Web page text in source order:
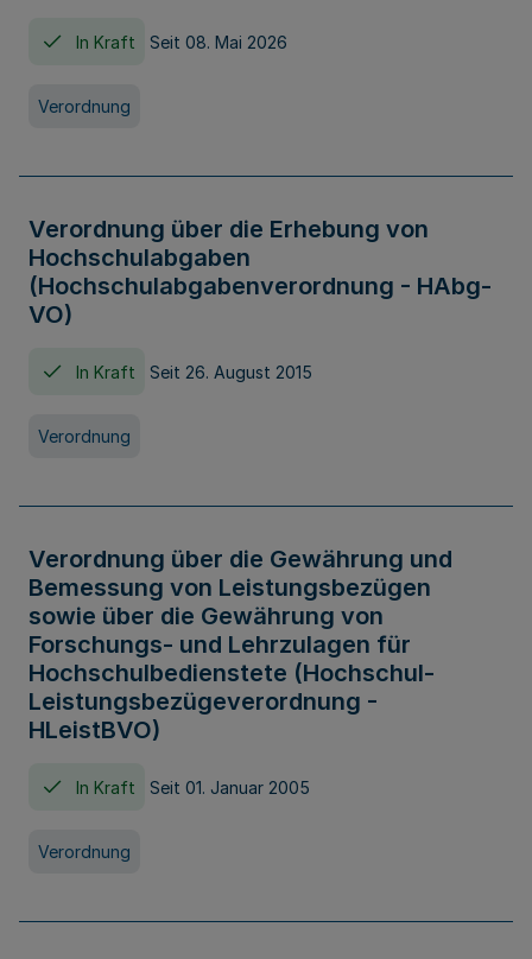
In Kraft Seit 08. Mai 2026
Verordnung
Verordnung über die Erhebung von
Hochschulabgaben
(Hochschulabgabenverordnung - HAbg-
VO)
In Kraft Seit 26. August 2015
Verordnung
Verordnung über die Gewährung und
Bemessung von Leistungsbezügen
sowie über die Gewährung von
Forschungs- und Lehrzulagen für
Hochschulbedienstete (Hochschul-
Leistungsbezügeverordnung -
HLeistBVO)
In Kraft Seit 01. Januar 2005
Verordnung